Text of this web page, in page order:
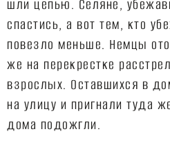
шли цепью. Селяне,
спастись, а вот тем, кто
повезло меньше. Немцы
же на перекрестке
взрослых. Оставшихся в
на улицу и пригнали туда
дома подожгли.